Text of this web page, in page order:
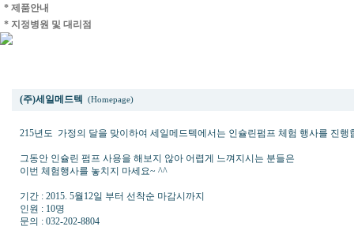
* 제품안내
* 지정병원 및 대리점
(주)세일메드텍 (Homepage)
215년도 가정의 달을 맞이하여 세일메드텍에서는 인슐린펌프 체험 행사를 진행
그동안 인슐린 펌프 사용을 해보지 않아 어렵게 느껴지시는 분들은
이번 체험행사를 놓치지 마세요~ ^^
기간 : 2015. 5월12일 부터 선착순 마감시까지
인원 : 10명
문의 : 032-202-8804